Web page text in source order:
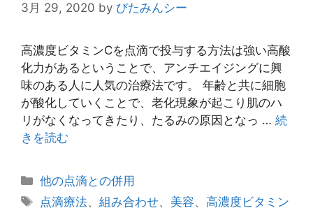
3月 29, 2020 by びたみんシー
高濃度ビタミンCを点滴で投与する方法は強い高酸
化力があるということで、アンチエイジングに興
味のある人に人気の治療法です。 年齢と共に細胞
が酸化していくことで、老化現象が起こり肌のハ
リがなくなってきたり、たるみの原因となっ … 続
きを読む
カ
テ
他の点滴との併用
タ
点滴療法、組み合わせ、 美容、高濃度ビタミン